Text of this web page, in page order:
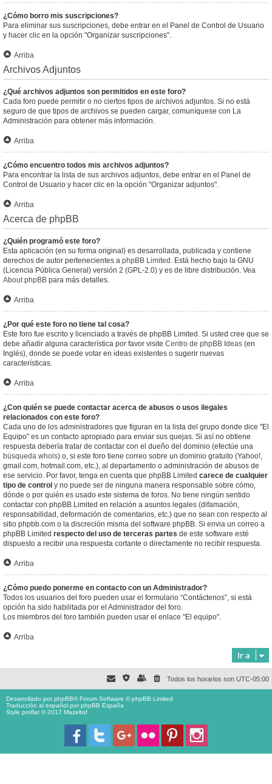
¿Cómo borro mis suscripciones?
Para eliminar sus suscripciones, debe entrar en el Panel de Control de Usuario
y hacer clic en la opción "Organizar suscripciones".
Arriba
Archivos Adjuntos
¿Qué archivos adjuntos son permitidos en este foro?
Cada foro puede permitir o no ciertos tipos de archivos adjuntos. Si no está
seguro de que tipos de archivos se pueden cargar, comuníquese con La
Administración para obtener más información.
Arriba
¿Cómo encuentro todos mis archivos adjuntos?
Para encontrar la lista de sus archivos adjuntos, debe entrar en el Panel de
Control de Usuario y hacer clic en la opción "Organizar adjuntos".
Arriba
Acerca de phpBB
¿Quién programó este foro?
Esta aplicación (en su forma original) es desarrollada, publicada y contiene
derechos de autor pertenecientes a phpBB Limited . Está hecho bajo la GNU
(Licencia Pública General) versión 2 (GPL-2.0) y es de libre distribución. Vea
About phpBB para más detalles.
Arriba
¿Por qué este foro no tiene tal cosa?
Este foro fue escrito y licenciado a través de phpBB Limited. Si usted cree que se
debe añadir alguna característica por favor visite Centro de phpBB Ideas (en
Inglés), donde se puede votar en ideas existentes o sugerir nuevas
características.
Arriba
¿Con quién se puede contactar acerca de abusos o usos ilegales
relacionados con este foro?
Cada uno de los administradores que figuran en la lista del grupo donde dice "El
Equipo" es un contacto apropiado para enviar sus quejas. Si así no obtiene
respuesta debería tratar de contactar con el dueño del dominio (efectúe una
búsqueda whois) o, si este foro tiene correo sobre un dominio gratuito (Yahoo!,
gmail.com, hotmail.com, etc.), al departamento o administración de abusos de
ese servicio. Por favor, tenga en cuenta que phpBB Limited carece de cualquier
tipo de control y no puede ser de ninguna manera responsable sobre cómo,
dónde o por quién es usado este sistema de foros. No tiene ningún sentido
contactar con phpBB Limited en relación a asuntos legales (difamación,
responsabilidad, deformación de comentarios, etc.) que no sean con respecto al
sitio phpbb.com o la discreción misma del software phpBB. Si envia un correo a
phpBB Limited respecto del uso de terceras partes de este software esté
dispuesto a recibir una respuesta cortante o directamente no recibir respuesta.
Arriba
¿Cómo puedo ponerme en contacto con un Administrador?
Todos los usuarios del foro pueden usar el formulario “Contáctenos”, si está
opción ha sido habilitada por el Administrador del foro.
Los miembros del foro también pueden usar el enlace "El equipo".
Arriba
Ir a
Todos los horarios son UTC-05:00
Desarrollado porphpBB® Forum Software © phpBB Limited
Traducción al español porphpBB España
Style proflat © 2017 Mazeltof